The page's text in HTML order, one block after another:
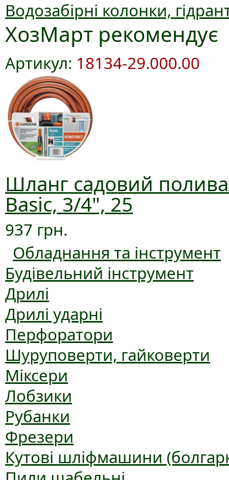
Водозабірні колонки,
ХозМарт рекомендує
Артикул: 18134-29.000.00
Шланг садовий
Basic, 3/4", 25
937 грн.
Обладнання та інструмент
Будівельний інструмент
Дрилі
Дрилі ударні
Перфоратори
Шуруповерти, гайковерти
Міксери
Лобзики
Рубанки
Фрезери
Кутові шліфмашини